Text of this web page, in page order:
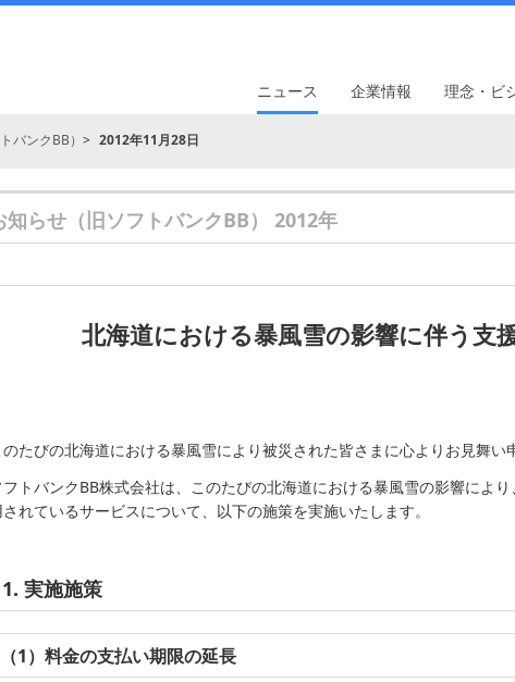
ニュース 企業情報 理念・ビ
バンクBB） 2012年11月28日
知らせ（旧ソフトバンクBB） 2012年
北海道における暴風雪の影響に伴う支
たびの北海道における暴風雪により被災された皆さまに心よりお見舞い
トバンクBB株式会社は、このたびの北海道における暴風雪の影響によ
れているサービスについて、以下の施策を実施いたします。
1. 実施施策
（1）料金の支払い期限の延長